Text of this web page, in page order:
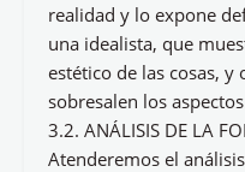
realidad y lo expone
una idealista, que
estético de las cosas,
sobresalen los
3.2. ANÁLISIS DE LA
Atenderemos el